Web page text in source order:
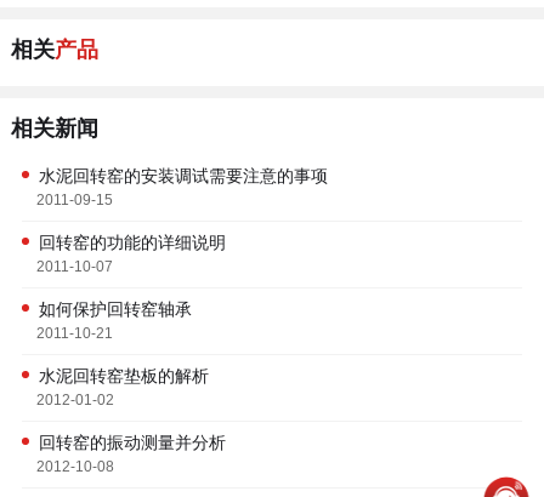
相关产品
相关新闻
水泥回转窑的安装调试需要注意的事项
2011-09-15
回转窑的功能的详细说明
2011-10-07
如何保护回转窑轴承
2011-10-21
水泥回转窑垫板的解析
2012-01-02
回转窑的振动测量并分析
2012-10-08